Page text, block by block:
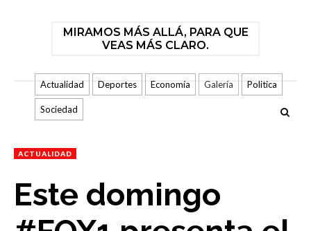
MIRAMOS MÁS ALLÁ, PARA QUE
VEAS MÁS CLARO.
Actualidad Deportes Economía Galería Politica
Sociedad
ACTUALIDAD
Este domingo